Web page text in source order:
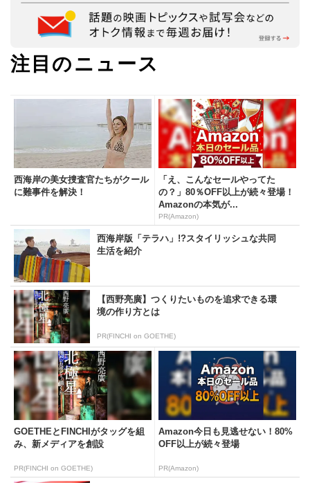
注目のニュース
西海岸の美女捜査官たちがクール
に難事件を解決！
「え、こんなセールやってた
の？」80％OFF以上が続々登場！
Amazonの本気が...
PR(Amazon)
西海岸版「テラハ」!?スタイリッシュな共同
生活を紹介
【西野亮廣】つくりたいものを追求できる環
境の作り方とは
PR(FINCHI on GOETHE)
GOETHEとFINCHIがタッグを組
み、新メディアを創設
PR(FINCHI on GOETHE)
Amazon今日も見逃せない！80%
OFF以上が続々登場
PR(Amazon)